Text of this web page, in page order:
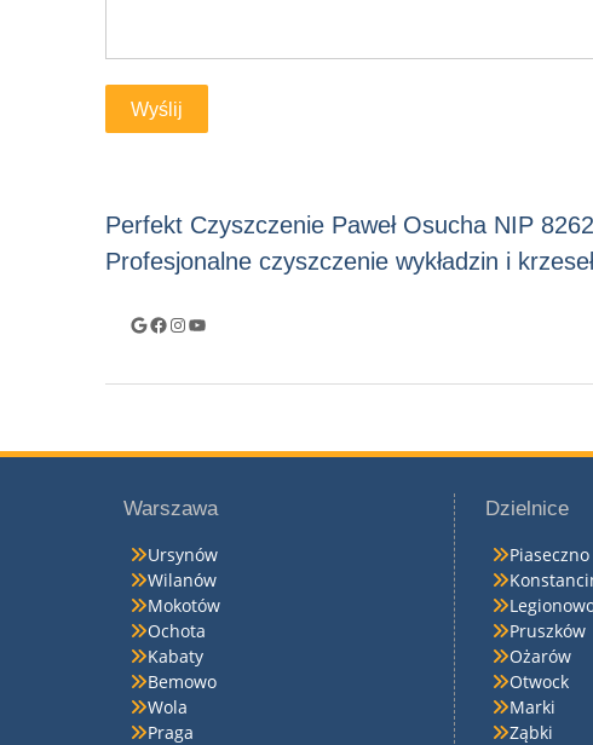
Perfekt Czyszczenie Paweł Osucha NIP
Profesjonalne czyszczenie wykładzin i
Google
Facebook
Instagram
YouTube
Warszawa
Ursynów
Wilanów
Mokotów
Ochota
Kabaty
Bemowo
Wola
Praga
Dzielnice
Piaseczno
Pruszków
Ożarów
Otwock
Marki
Ząbki